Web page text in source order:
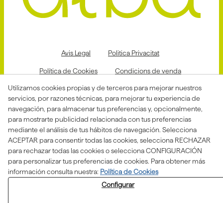
Avis Legal Politica Privacitat
Política de Cookies Condicions de venda
Declaració d'accessibilitat
Canal de denuncias
Aquesta actuació està impulsada i subvencionada pel
Departament d'Empresa i Treball i finançada pel Fons
Social Europeu com a part de la resposta de la Unió
Europea a la pandèmia de COVID-19.
Utilizamos cookies propias y de terceros para mejorar nuestros
servicios, por razones técnicas, para mejorar tu experiencia de
navegación, para almacenar tus preferencias y, opcionalmente,
para mostrarte publicidad relacionada con tus preferencias
mediante el análisis de tus hábitos de navegación. Selecciona
ACEPTAR para consentir todas las cookies, selecciona RECHAZAR
para rechazar todas las cookies o selecciona CONFIGURACIÓN
para personalizar tus preferencias de cookies. Para obtener más
información consulta nuestra: Política de Cookies
Configurar